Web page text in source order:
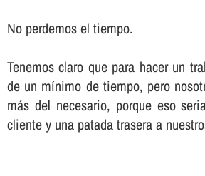
No perdemos el tiempo.
Tenemos claro que para hacer un
de un mí­nimo de tiempo, pero
más del necesario, porque eso
cliente y una patada trasera a